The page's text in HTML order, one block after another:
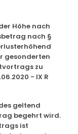
Höhe nach
nach §
gesonderten
zu
- IX R
geltend
begehrt wird.
ist